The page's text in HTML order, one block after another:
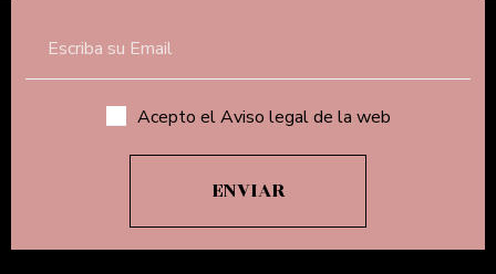
Acepto el Aviso legal de la web